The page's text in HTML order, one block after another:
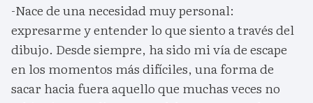
-Nace de una necesidad muy personal:
expresarme y entender lo que siento a través del
dibujo. Desde siempre, ha sido mi vía de escape
en los momentos más difíciles, una forma de
sacar hacia fuera aquello que muchas veces no